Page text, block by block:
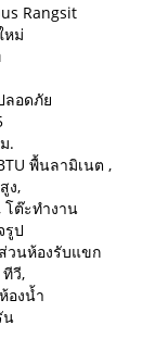
Rangsit
หม่
ลอดภัย
.
พื้นลามิเนต ,
ง,
โต๊ะทำงาน
รูป
วนห้องรับแขก
วี,
องน้ำ
น